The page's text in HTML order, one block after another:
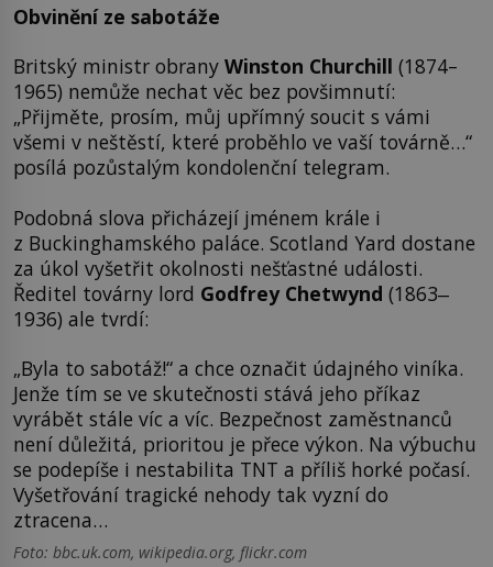
Obvinění ze sabotáže
Britský ministr obrany Winston Churchill (1874–
1965) nemůže nechat věc bez povšimnutí:
„Přijměte, prosím, můj upřímný soucit s vámi
všemi v neštěstí, které proběhlo ve vaší továrně…“
posílá pozůstalým kondolenční telegram.
Podobná slova přicházejí jménem krále i
z Buckinghamského paláce. Scotland Yard dostane
za úkol vyšetřit okolnosti nešťastné události.
Ředitel továrny lord Godfrey Chetwynd (1863‒
1936) ale tvrdí:
„Byla to sabotáž!“ a chce označit údajného viníka.
Jenže tím se ve skutečnosti stává jeho příkaz
vyrábět stále víc a víc. Bezpečnost zaměstnanců
není důležitá, prioritou je přece výkon. Na výbuchu
se podepíše i nestabilita TNT a příliš horké počasí.
Vyšetřování tragické nehody tak vyzní do
ztracena…
Foto: bbc.uk.com, wikipedia.org, flickr.com